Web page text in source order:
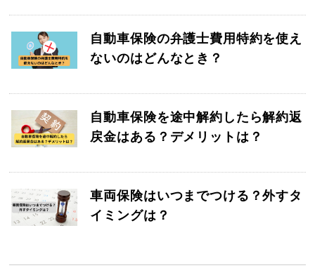
自動車保険の弁護士費用特約を使え
ないのはどんなとき？
自動車保険を途中解約したら解約返
戻金はある？デメリットは？
車両保険はいつまでつける？外すタ
イミングは？